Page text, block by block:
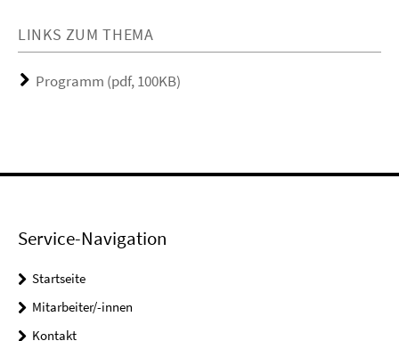
LINKS ZUM THEMA
Programm (pdf, 100KB)
Service-Navigation
Startseite
Mitarbeiter/-innen
Kontakt